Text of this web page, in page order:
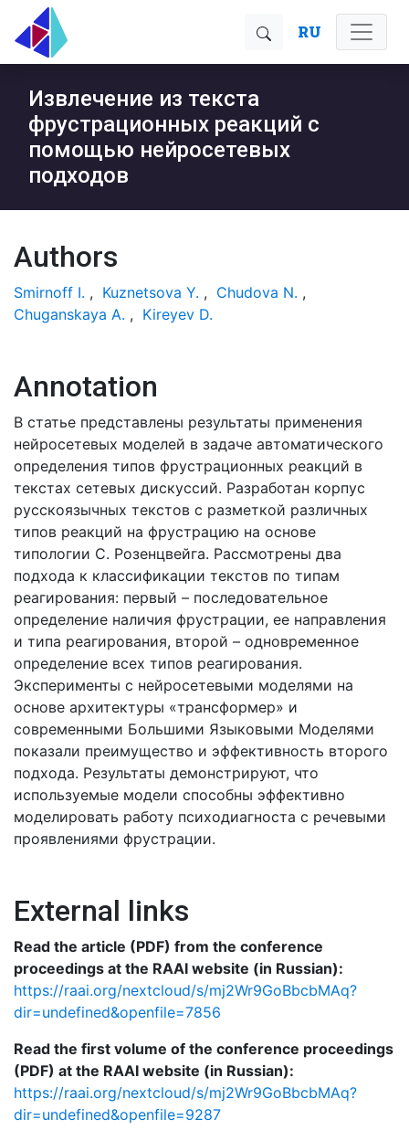
RU
Извлечение из текста
фрустрационных реакций с
помощью нейросетевых
подходов
Authors
Smirnoff I. , Kuznetsova Y. , Chudova N. ,
Chuganskaya A. , Kireyev D.
Annotation
В статье представлены результаты применения
нейросетевых моделей в задаче автоматического
определения типов фрустрационных реакций в
текстах сетевых дискуссий. Разработан корпус
русскоязычных текстов с разметкой различных
типов реакций на фрустрацию на основе
типологии С. Розенцвейга. Рассмотрены два
подхода к классификации текстов по типам
реагирования: первый – последовательное
определение наличия фрустрации, ее направления
и типа реагирования, второй – одновременное
определение всех типов реагирования.
Эксперименты с нейросетевыми моделями на
основе архитектуры «трансформер» и
современными Большими Языковыми Моделями
показали преимущество и эффективность второго
подхода. Результаты демонстрируют, что
используемые модели способны эффективно
моделировать работу психодиагноста с речевыми
проявлениями фрустрации.
External links
Read the article (PDF) from the conference
proceedings at the RAAI website (in Russian):
https://raai.org/nextcloud/s/mj2Wr9GoBbcbMAq?
dir=undefined&openfile=7856
Read the first volume of the conference proceedings
(PDF) at the RAAI website (in Russian):
https://raai.org/nextcloud/s/mj2Wr9GoBbcbMAq?
dir=undefined&openfile=9287